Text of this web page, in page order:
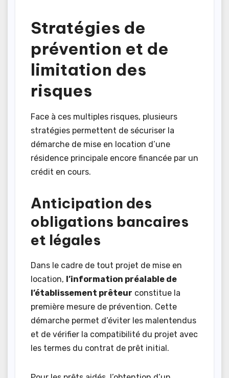
Stratégies de
prévention et de
limitation des
risques
Face à ces multiples risques, plusieurs
stratégies permettent de sécuriser la
démarche de mise en location d’une
résidence principale encore financée par un
crédit en cours.
Anticipation des
obligations bancaires
et légales
Dans le cadre de tout projet de mise en
location, l’information préalable de
l’établissement prêteur constitue la
première mesure de prévention. Cette
démarche permet d’éviter les malentendus
et de vérifier la compatibilité du projet avec
les termes du contrat de prêt initial.